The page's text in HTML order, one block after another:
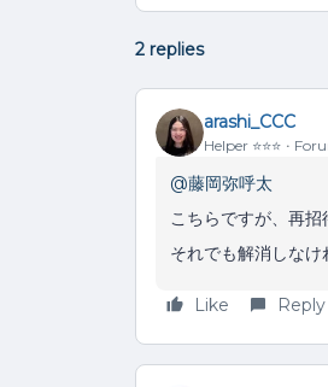
2 replies
arashi_CCC
Helper ⭐️⭐️⭐️
@藤岡弥呼太
こちらですが、再招
それでも解消しな
Like Reply